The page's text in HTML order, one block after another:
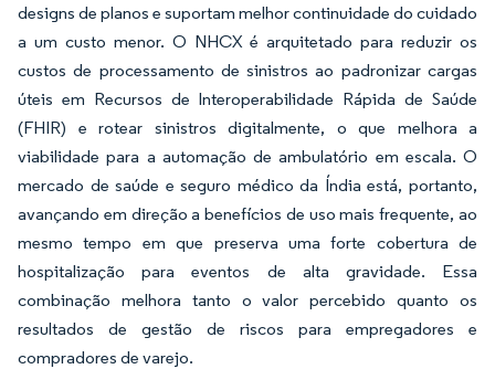
designs de planos e suportam melhor continuidade do cuidado
a um custo menor. O NHCX é arquitetado para reduzir os
custos de processamento de sinistros ao padronizar cargas
úteis em Recursos de Interoperabilidade Rápida de Saúde
(FHIR) e rotear sinistros digitalmente, o que melhora a
viabilidade para a automação de ambulatório em escala. O
mercado de saúde e seguro médico da Índia está, portanto,
avançando em direção a benefícios de uso mais frequente, ao
mesmo tempo em que preserva uma forte cobertura de
hospitalização para eventos de alta gravidade. Essa
combinação melhora tanto o valor percebido quanto os
resultados de gestão de riscos para empregadores e
compradores de varejo.